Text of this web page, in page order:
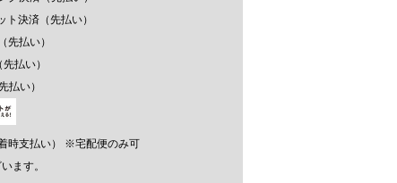
ト決済（先払い）
先払い）
払い）
払い）
時支払い） ※宅配便のみ可
ます。